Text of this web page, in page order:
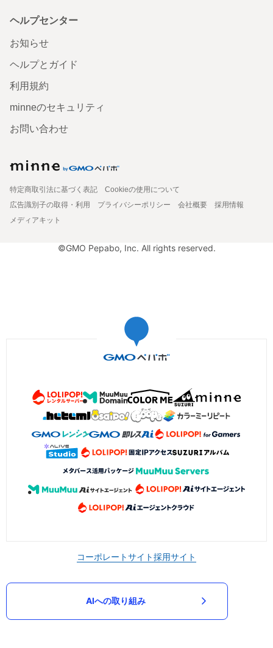
ヘルプセンター
お知らせ
ヘルプとガイド
利用規約
minneのセキュリティ
お問い合わせ
特定商取引法に基づく表記
Cookieの使用について
広告識別子の取得・利用
プライバシーポリシー 会社概要
採用情報
メディアキット
©GMO Pepabo, Inc. All rights reserved.
コーポレートサイト採用サイト
AIへの取り組み